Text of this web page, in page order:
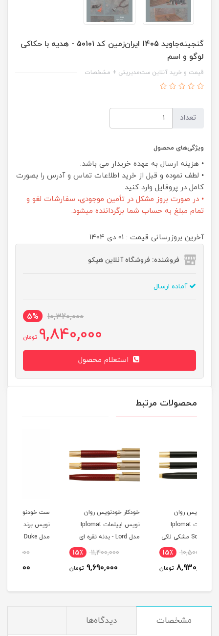
گنجینه‌جاوید 1405 ایران‌زمین کد 50101 - هدیه با حکاکی
لوگو و اسم
قیمت و خرید آنلاین ست‌مدیریتی + مشخصات
تعداد
ویژگی‌های محصول
• هزینه ارسال به عهده خریدار می باشد.
• لطف نموده و قبل از خرید اطلاعات تماس و آدرس را بصورت
کامل در پروفایل وارد کنید.
• در صورت بروز مشکل در تأمین موجودی، سفارشات لغو و
تمام مبلغ به حساب شما برگرداننده میشود.
آخرین بروزرسانی قیمت : 01 دی 1404
فروشنده: فروشگاه آنلاین هپکو
آماده ارسال
10,320,000
5%
9,840,000 تومان
محصولات مرتبط
خودکار خودنویس روان
نویس ایپلمات Iplomat
مدل Lord - بدنه نقره ای
11,400,000
9,690,000
ست خودنویس و روان
نویس برند ایپلمات Iplomat
مدل Duke بدنه مشکی گیره
طلایی
7,500,000
6,380,000 تومان
مشخصات دیدگاه‌ها